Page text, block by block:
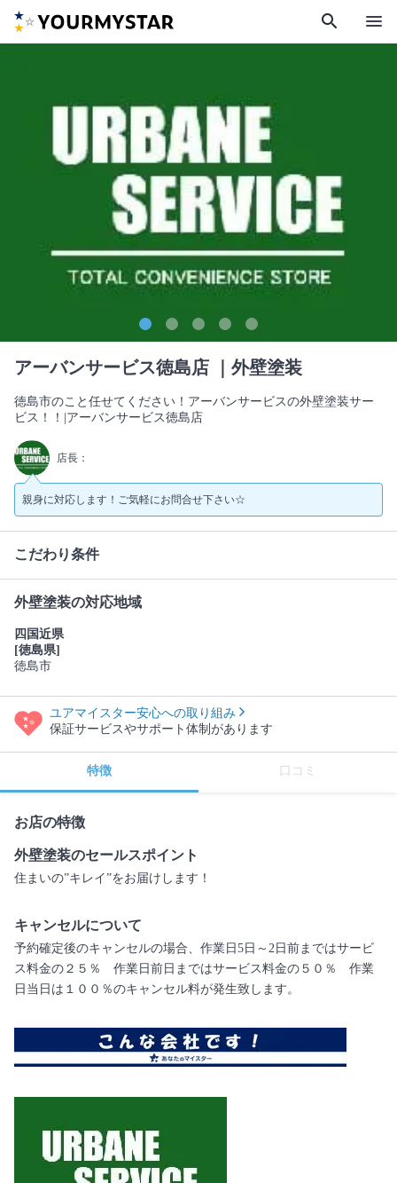
search menu
アーバンサービス徳島店 ｜外壁塗装
徳島市のこと任せてください！アーバンサービスの外壁塗装サー
ビス！！|アーバンサービス徳島店
店長：
親身に対応します！ご気軽にお問合せ下さい☆
こだわり条件
外壁塗装の対応地域
四国近県
[徳島県]
徳島市
ユアマイスター安心への取り組み
保証サービスやサポート体制があります
特徴 口コミ
お店の特徴
外壁塗装のセールスポイント
住まいの”キレイ”をお届けします！
キャンセルについて
予約確定後のキャンセルの場合、作業日5日～2日前まではサービ
ス料金の２５％ 作業日前日まではサービス料金の５０％ 作業
日当日は１００％のキャンセル料が発生致します。